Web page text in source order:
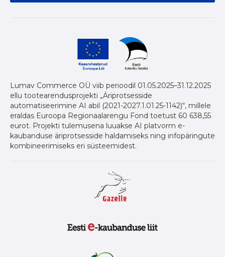
Lumav Commerce OÜ viib perioodil 01.05.2025–31.12.2025
ellu tootearendusprojekti „Äriprotsesside
automatiseerimine AI abil (2021-2027.1.01.25-1142)“, millele
eraldas Euroopa Regionaalarengu Fond toetust 60 638,55
eurot. Projekti tulemusena luuakse AI platvorm e-
kaubanduse äriprotsesside haldamiseks ning infopäringute
kombineerimiseks eri süsteemidest.